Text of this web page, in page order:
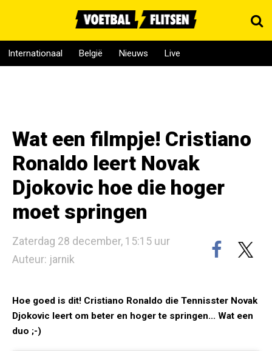
Internationaal België Nieuws Live
Wat een filmpje! Cristiano
Ronaldo leert Novak
Djokovic hoe die hoger
moet springen
Zaterdag 28 december, 15:15 uur
Auteur: jarnik
Hoe goed is dit! Cristiano Ronaldo die Tennisster Novak
Djokovic leert om beter en hoger te springen... Wat een
duo ;-)